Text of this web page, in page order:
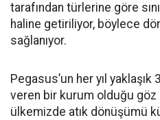
tarafından türlerine göre
haline getiriliyor, böylece
sağlanıyor.
Pegasus’un her yıl
veren bir kurum olduğu göz
ülkemizde atık dönüşümü